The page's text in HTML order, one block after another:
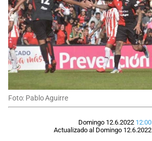
Foto: Pablo Aguirre
Domingo 12.6.2022 12:00
Actualizado al Domingo 12.6.2022